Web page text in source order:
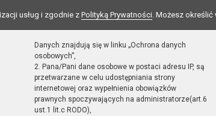
usług i zgodnie z Polityką Prywatności. Możesz
Danych znajdują się w linku „Ochrona danych
osobowych”,
2. Pana/Pani dane osobowe w postaci adresu IP, są
przetwarzane w celu udostępniania strony
internetowej oraz wypełnienia obowiązków
prawnych spoczywających na administratorze(art.6
ust.1 lit.c RODO),